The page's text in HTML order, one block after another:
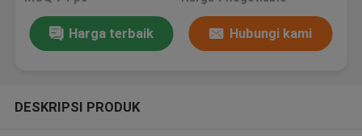
Harga terbaik Hubungi kami
DESKRIPSI PRODUK